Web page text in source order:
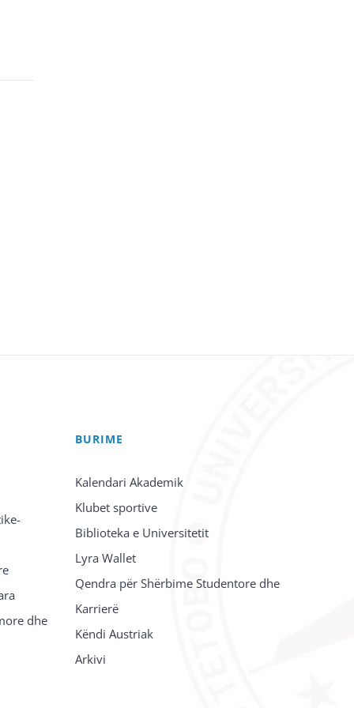
dhe
BURIME
Kalendari Akademik
Klubet sportive
Biblioteka e Universitetit
Lyra Wallet
Qendra për Shërbime Studentore dhe
Karrierë
Këndi Austriak
Arkivi